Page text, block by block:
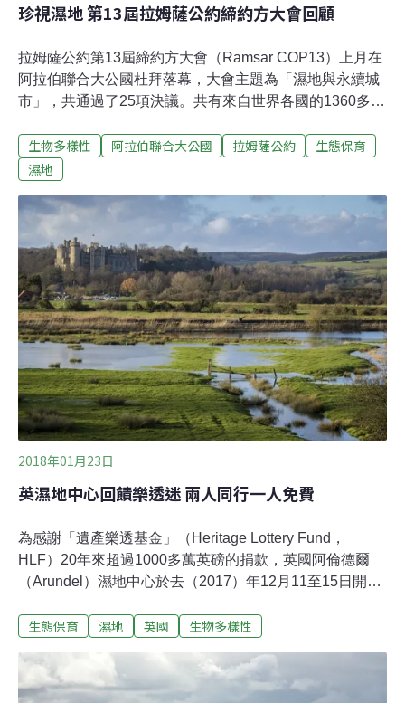
珍視濕地 第13屆拉姆薩公約締約方大會回顧
拉姆薩公約第13屆締約方大會（Ramsar COP13）上月在
阿拉伯聯合大公國杜拜落幕，大會主題為「濕地與永續城
市」，共通過了25項決議。共有來自世界各國的1360多位
有非國際政府組織及其他非政府組織以觀察員身分與會，
大家共同審視公約的實施進程及濕地管理的最佳做法，並
Convention）是一項政府間的國際條約，簽署於1971
年，條約中規範了有關濕地保護和資源永續利用的國家作
為與國際合作，公約目前共有 170 個締約方，登錄
了 2301 座濕地，總面積達2億2565萬 3238 公頃。本次締
約方大會會議主持人為阿拉伯聯合大公國氣候變化與環境
（UAE Ministry of Climate Change and Environment）部
長薩尼‧ 阿默德‧艾爾‧ 塞尤迪博士（Th
生物多樣性 阿拉伯聯合大公國 拉姆薩公約
生態保育
濕地
2018年01月23日
英濕地中心回饋樂透迷 兩人同行一人免費
為感謝「遺產樂透基金」（Heritage Lottery Fund，
HLF）20年來超過1000多萬英磅的捐款，英國阿倫德爾
（Arundel）濕地中心於去（2017）年12月11至15日開放
何英國國家彩券銷售的彩券或刮刮樂，即可免費帶一位同
識驚奇的棲地，並欣賞獨特的冬季野生奇觀。野鳥與濕地
信託（Wildfowl & Wetlands Trust，WWT）的漢娜克里佛
生態保育 濕地 英國 生物多樣性